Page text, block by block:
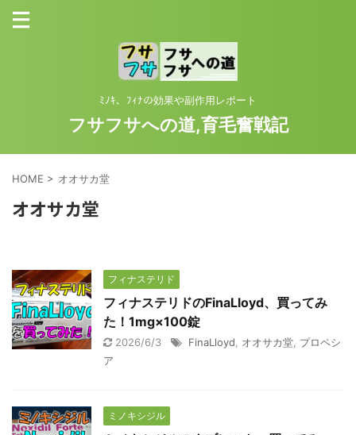
ﾐﾉｷ、ﾌｨﾅの効果や副作用レポート
フサフサへの道,育毛奮戦記
HOME > オオサカ堂
オオサカ堂
フィナステリド
フィナステリドのFinaLloyd、買ってみ
た！1mg×100錠
2026/6/3 FinaLloyd オオサカ堂 プロペシ
ア
ミノキシジル